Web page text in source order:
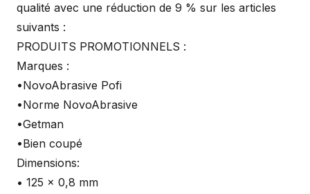
qualité avec une réduction de 9 % sur les articles
suivants :
PRODUITS PROMOTIONNELS :
Marques :
•NovoAbrasive Pofi
•Norme NovoAbrasive
•Getman
•Bien coupé
Dimensions:
• 125 x 0,8 mm